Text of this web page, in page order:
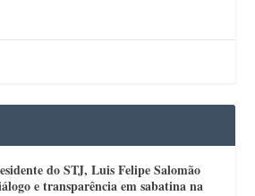
do STJ, Luis Felipe Salomão
e transparência em sabatina na